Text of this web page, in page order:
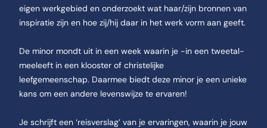
eigen werkgebied en onderzoekt wat haar/zijn bronnen van
inspiratie zijn en hoe zij/hij daar in het werk vorm aan geeft.
De minor mondt uit in een week waarin je -in een tweetal-
meeleeft in een klooster of christelijke
leefgemeenschap. Daarmee biedt deze minor je een unieke
kans om een andere levenswijze te ervaren!
Je schrijft een ‘reisverslag’ van je ervaringen, waarin je jouw